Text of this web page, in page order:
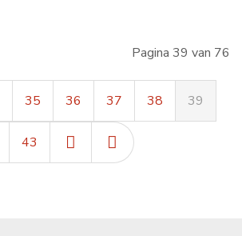
Pagina 39 van 76
35 36 37 38 39
43